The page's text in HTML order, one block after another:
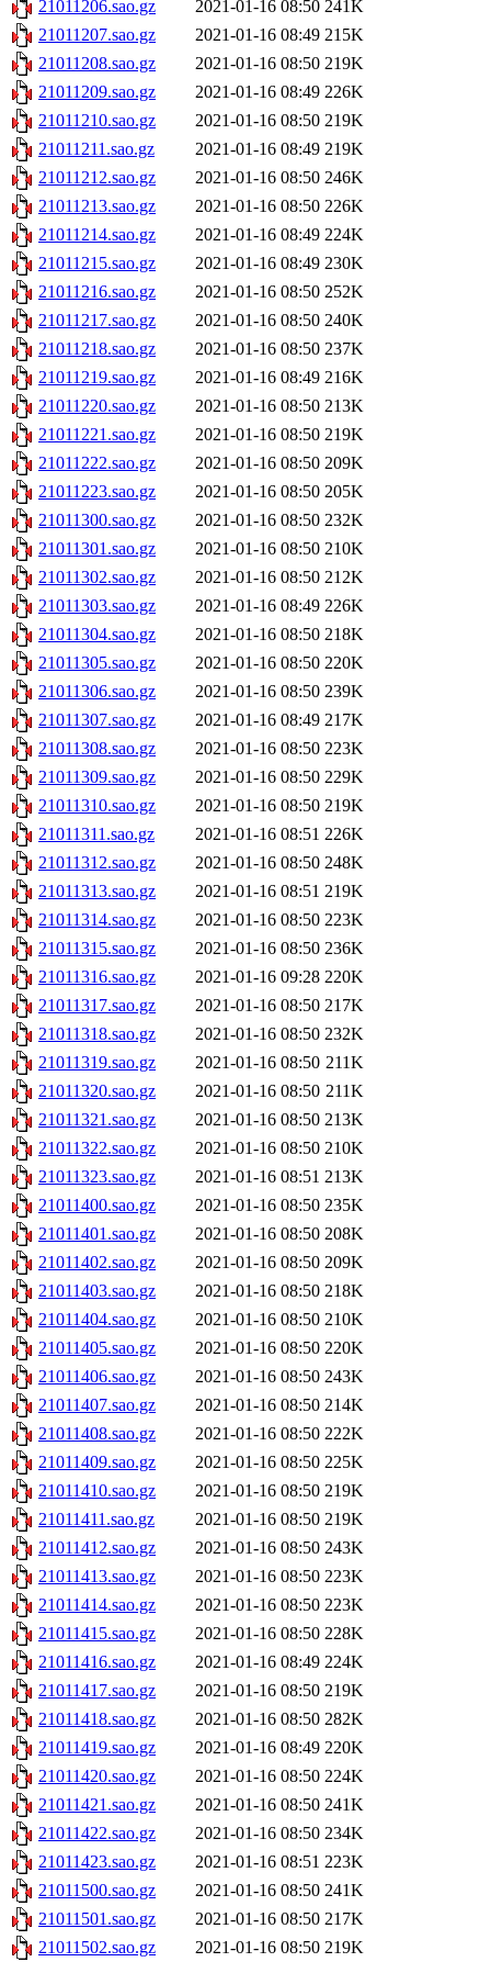
21011206.sao.gz 2021-01-16 08:50 241K
21011207.sao.gz
2021-01-16 08:49 215K
21011208.sao.gz
2021-01-16 08:50 219K
21011209.sao.gz
2021-01-16 08:49 226K
21011210.sao.gz
2021-01-16 08:50 219K
21011211.sao.gz
2021-01-16 08:49 219K
21011212.sao.gz
2021-01-16 08:50 246K
21011213.sao.gz
2021-01-16 08:50 226K
21011214.sao.gz
2021-01-16 08:49 224K
21011215.sao.gz
2021-01-16 08:49 230K
21011216.sao.gz
2021-01-16 08:50 252K
21011217.sao.gz
2021-01-16 08:50 240K
21011218.sao.gz
2021-01-16 08:50 237K
21011219.sao.gz
2021-01-16 08:49 216K
21011220.sao.gz
2021-01-16 08:50 213K
21011221.sao.gz
2021-01-16 08:50 219K
21011222.sao.gz
2021-01-16 08:50 209K
21011223.sao.gz
2021-01-16 08:50 205K
21011300.sao.gz
2021-01-16 08:50 232K
21011301.sao.gz
2021-01-16 08:50 210K
21011302.sao.gz
2021-01-16 08:50 212K
21011303.sao.gz
2021-01-16 08:49 226K
21011304.sao.gz
2021-01-16 08:50 218K
21011305.sao.gz
2021-01-16 08:50 220K
21011306.sao.gz
2021-01-16 08:50 239K
21011307.sao.gz
2021-01-16 08:49 217K
21011308.sao.gz
2021-01-16 08:50 223K
21011309.sao.gz
2021-01-16 08:50 229K
21011310.sao.gz
2021-01-16 08:50 219K
21011311.sao.gz
2021-01-16 08:51 226K
21011312.sao.gz
2021-01-16 08:50 248K
21011313.sao.gz
2021-01-16 08:51 219K
21011314.sao.gz
2021-01-16 08:50 223K
21011315.sao.gz
2021-01-16 08:50 236K
21011316.sao.gz
2021-01-16 09:28 220K
21011317.sao.gz
2021-01-16 08:50 217K
21011318.sao.gz
2021-01-16 08:50 232K
21011319.sao.gz
2021-01-16 08:50 211K
21011320.sao.gz
2021-01-16 08:50 211K
21011321.sao.gz
2021-01-16 08:50 213K
21011322.sao.gz
2021-01-16 08:50 210K
21011323.sao.gz
2021-01-16 08:51 213K
21011400.sao.gz
2021-01-16 08:50 235K
21011401.sao.gz
2021-01-16 08:50 208K
21011402.sao.gz
2021-01-16 08:50 209K
21011403.sao.gz
2021-01-16 08:50 218K
21011404.sao.gz
2021-01-16 08:50 210K
21011405.sao.gz
2021-01-16 08:50 220K
21011406.sao.gz
2021-01-16 08:50 243K
21011407.sao.gz
2021-01-16 08:50 214K
21011408.sao.gz
2021-01-16 08:50 222K
21011409.sao.gz
2021-01-16 08:50 225K
21011410.sao.gz
2021-01-16 08:50 219K
21011411.sao.gz
2021-01-16 08:50 219K
21011412.sao.gz
2021-01-16 08:50 243K
21011413.sao.gz
2021-01-16 08:50 223K
21011414.sao.gz
2021-01-16 08:50 223K
21011415.sao.gz
2021-01-16 08:50 228K
21011416.sao.gz
2021-01-16 08:49 224K
21011417.sao.gz
2021-01-16 08:50 219K
21011418.sao.gz
2021-01-16 08:50 282K
21011419.sao.gz
2021-01-16 08:49 220K
21011420.sao.gz
2021-01-16 08:50 224K
21011421.sao.gz
2021-01-16 08:50 241K
21011422.sao.gz
2021-01-16 08:50 234K
21011423.sao.gz
2021-01-16 08:51 223K
21011500.sao.gz
2021-01-16 08:50 241K
21011501.sao.gz
2021-01-16 08:50 217K
21011502.sao.gz
2021-01-16 08:50 219K